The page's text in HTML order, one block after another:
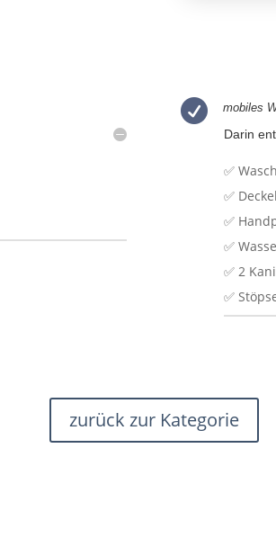
 mobiles
Darin
✅
✅ Deckel
✅
✅
✅ 2
✅
zurück zur Kategorie